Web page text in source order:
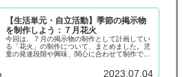
【生活単元・自立活動】季節の掲示物
を制作しよう：７月花火
今回は、７月の掲示物の制作として計画してい
る「花火」の制作について、まとめました。児
童の発達段階や興味、関心に合わせて制作でき
2023.07.04